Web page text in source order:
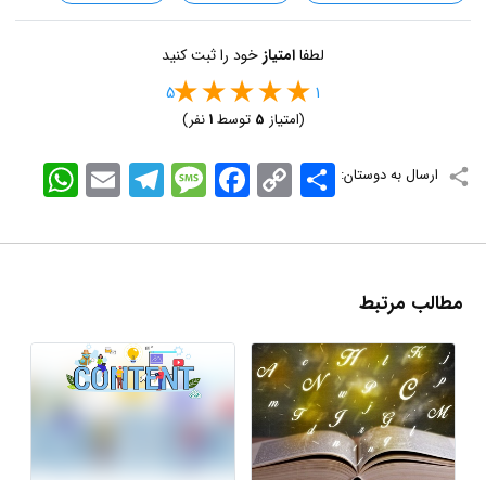
لطفاامتیاز خود را ثبت کنید
1
5
(امتیاز 5 توسط1نفر)
ارسال به دوستان: WhatsApp EmailTelegramMessageFacebook Copy
Link
اشتراک
مطالب مرتبط